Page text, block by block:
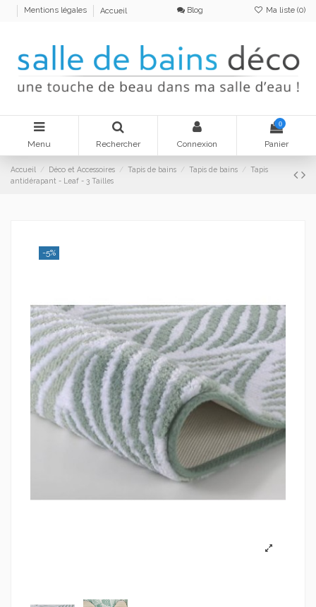
Mentions légales Accueil Blog Ma liste (0)
Menu Rechercher Connexion
0
Panier
Accueil Déco et Accessoires Tapis de bains Tapis de bains
Tapis
antidérapant - Leaf - 3 Tailles
-5%